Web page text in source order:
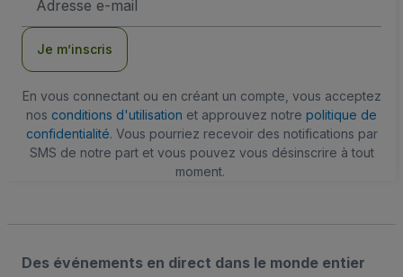
e-
Je m’inscris
En vous connectant ou en créant un compte, vous acceptez
nos conditions d'utilisation et approuvez notre politique de
confidentialité. Vous pourriez recevoir des notifications par
SMS de notre part et vous pouvez vous désinscrire à tout
moment.
Des événements en direct dans le monde entier